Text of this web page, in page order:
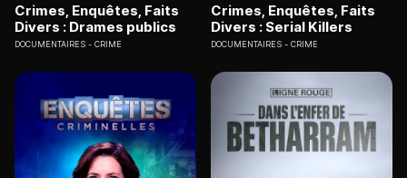
Crimes, Enquêtes, Faits
Divers : Drames publics
DOCUMENTAIRES CRIME
Crimes, Enquêtes, Faits
Divers : Serial Killers
DOCUMENTAIRES CRIME